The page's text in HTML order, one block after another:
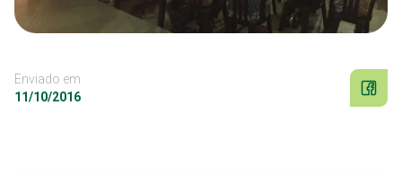
Enviado em
11/10/2016